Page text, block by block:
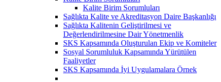
Kalite Birim Sorumluları
Sağlıkta Kalite ve Akreditasyon Daire Başkanlığı
Sağlıkta Kalitenin Geliştirilmesi ve
Değerlendirilmesine Dair Yönetmenlik
SKS Kapsamında Oluşturulan Ekip ve Komiteler
Sosyal Sorumluluk Kapsamında Yürütülen
Faaliyetler
SKS Kapsamında İyi Uygulamalara Örnek